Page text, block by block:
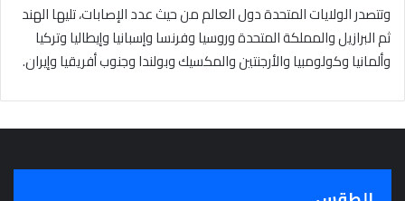
وتتصدر الولايات المتحدة دول العالم من حيث عدد الإصابات، تليها الهند
ثم البرازيل والمملكة المتحدة وروسيا وفرنسا وإسبانيا وإيطاليا وتركيا
وألمانيا وكولومبيا والأرجنتين والمكسيك وبولندا وجنوب أفريقيا وإيران.